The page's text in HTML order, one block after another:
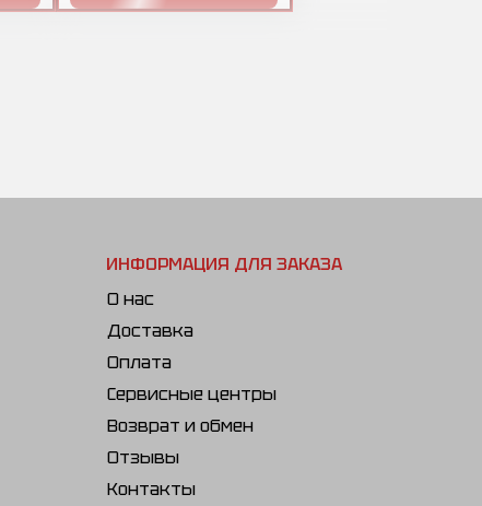
ИНФОРМАЦИЯ ДЛЯ ЗАКАЗА
О нас
Доставка
Оплата
Сервисные центры
Возврат и обмен
Отзывы
Контакты